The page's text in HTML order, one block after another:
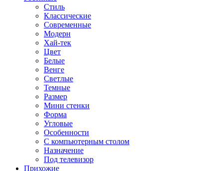
Стиль
Классические
Современные
Модерн
Хай-тек
Цвет
Белые
Венге
Светлые
Темные
Размер
Мини стенки
Форма
Угловые
Особенности
С компьютерным столом
Назначение
Под телевизор
Прихожие